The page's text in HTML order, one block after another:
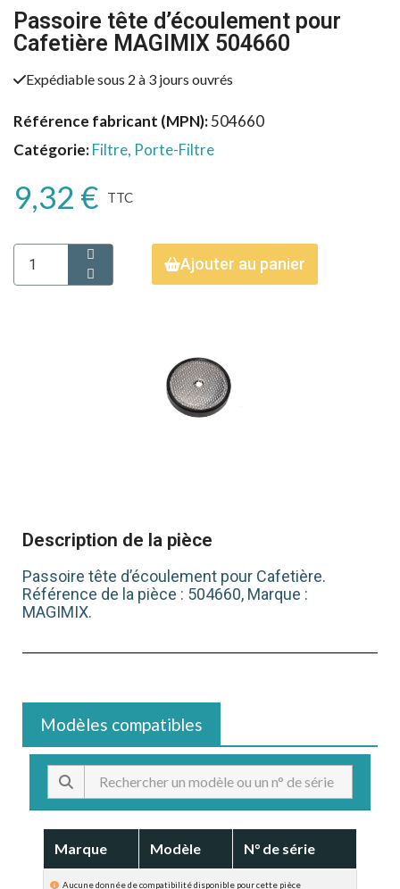
Passoire tête d’écoulement pour
Cafetière MAGIMIX 504660
Expédiable sous 2 à 3 jours ouvrés
Référence fabricant (MPN) 504660
Catégorie Filtre, Porte-Filtre
9,32 € TTC
Ajouter au panier
Description de la pièce
Passoire tête d’écoulement pour Cafetière.
Référence de la pièce : 504660, Marque :
MAGIMIX.
Modèles compatibles
Marque Modèle N° de série